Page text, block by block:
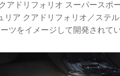
アドリフォリオ スーパースポ
リア クアドリフォリオ／ステ
ツをイメージして開発されてい